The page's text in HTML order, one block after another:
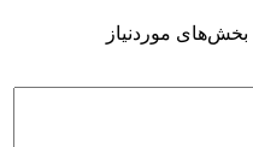
بخش‌های موردنیاز